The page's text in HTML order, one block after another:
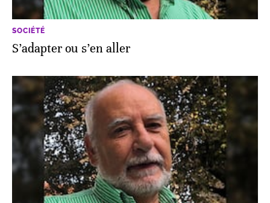
SOCIÉTÉ
S’adapter ou s’en aller